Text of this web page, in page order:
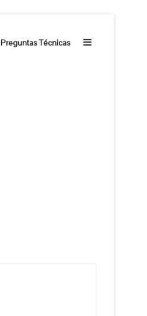
Preguntas Técnicas Barra lateral